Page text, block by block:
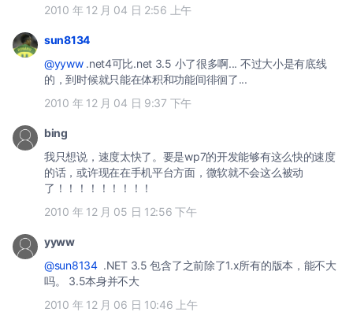
2010 年 12 月 04 日 2:56 上午
sun8134
@yyww.net4可比.net 3.5 小了很多啊... 不过大小是有底线
的，到时候就只能在体积和功能间徘徊了...
2010 年 12 月 04 日 9:37 下午
bing
我只想说，速度太快了。要是wp7的开发能够有这么快的速度
的话，或许现在在手机平台方面，微软就不会这么被动
了！！！！！！！！！
2010 年 12 月 05 日 12:56 下午
yyww
@sun8134.NET 3.5 包含了之前除了1.x所有的版本，能不大
吗。 3.5本身并不大
2010 年 12 月 06 日 10:46 上午